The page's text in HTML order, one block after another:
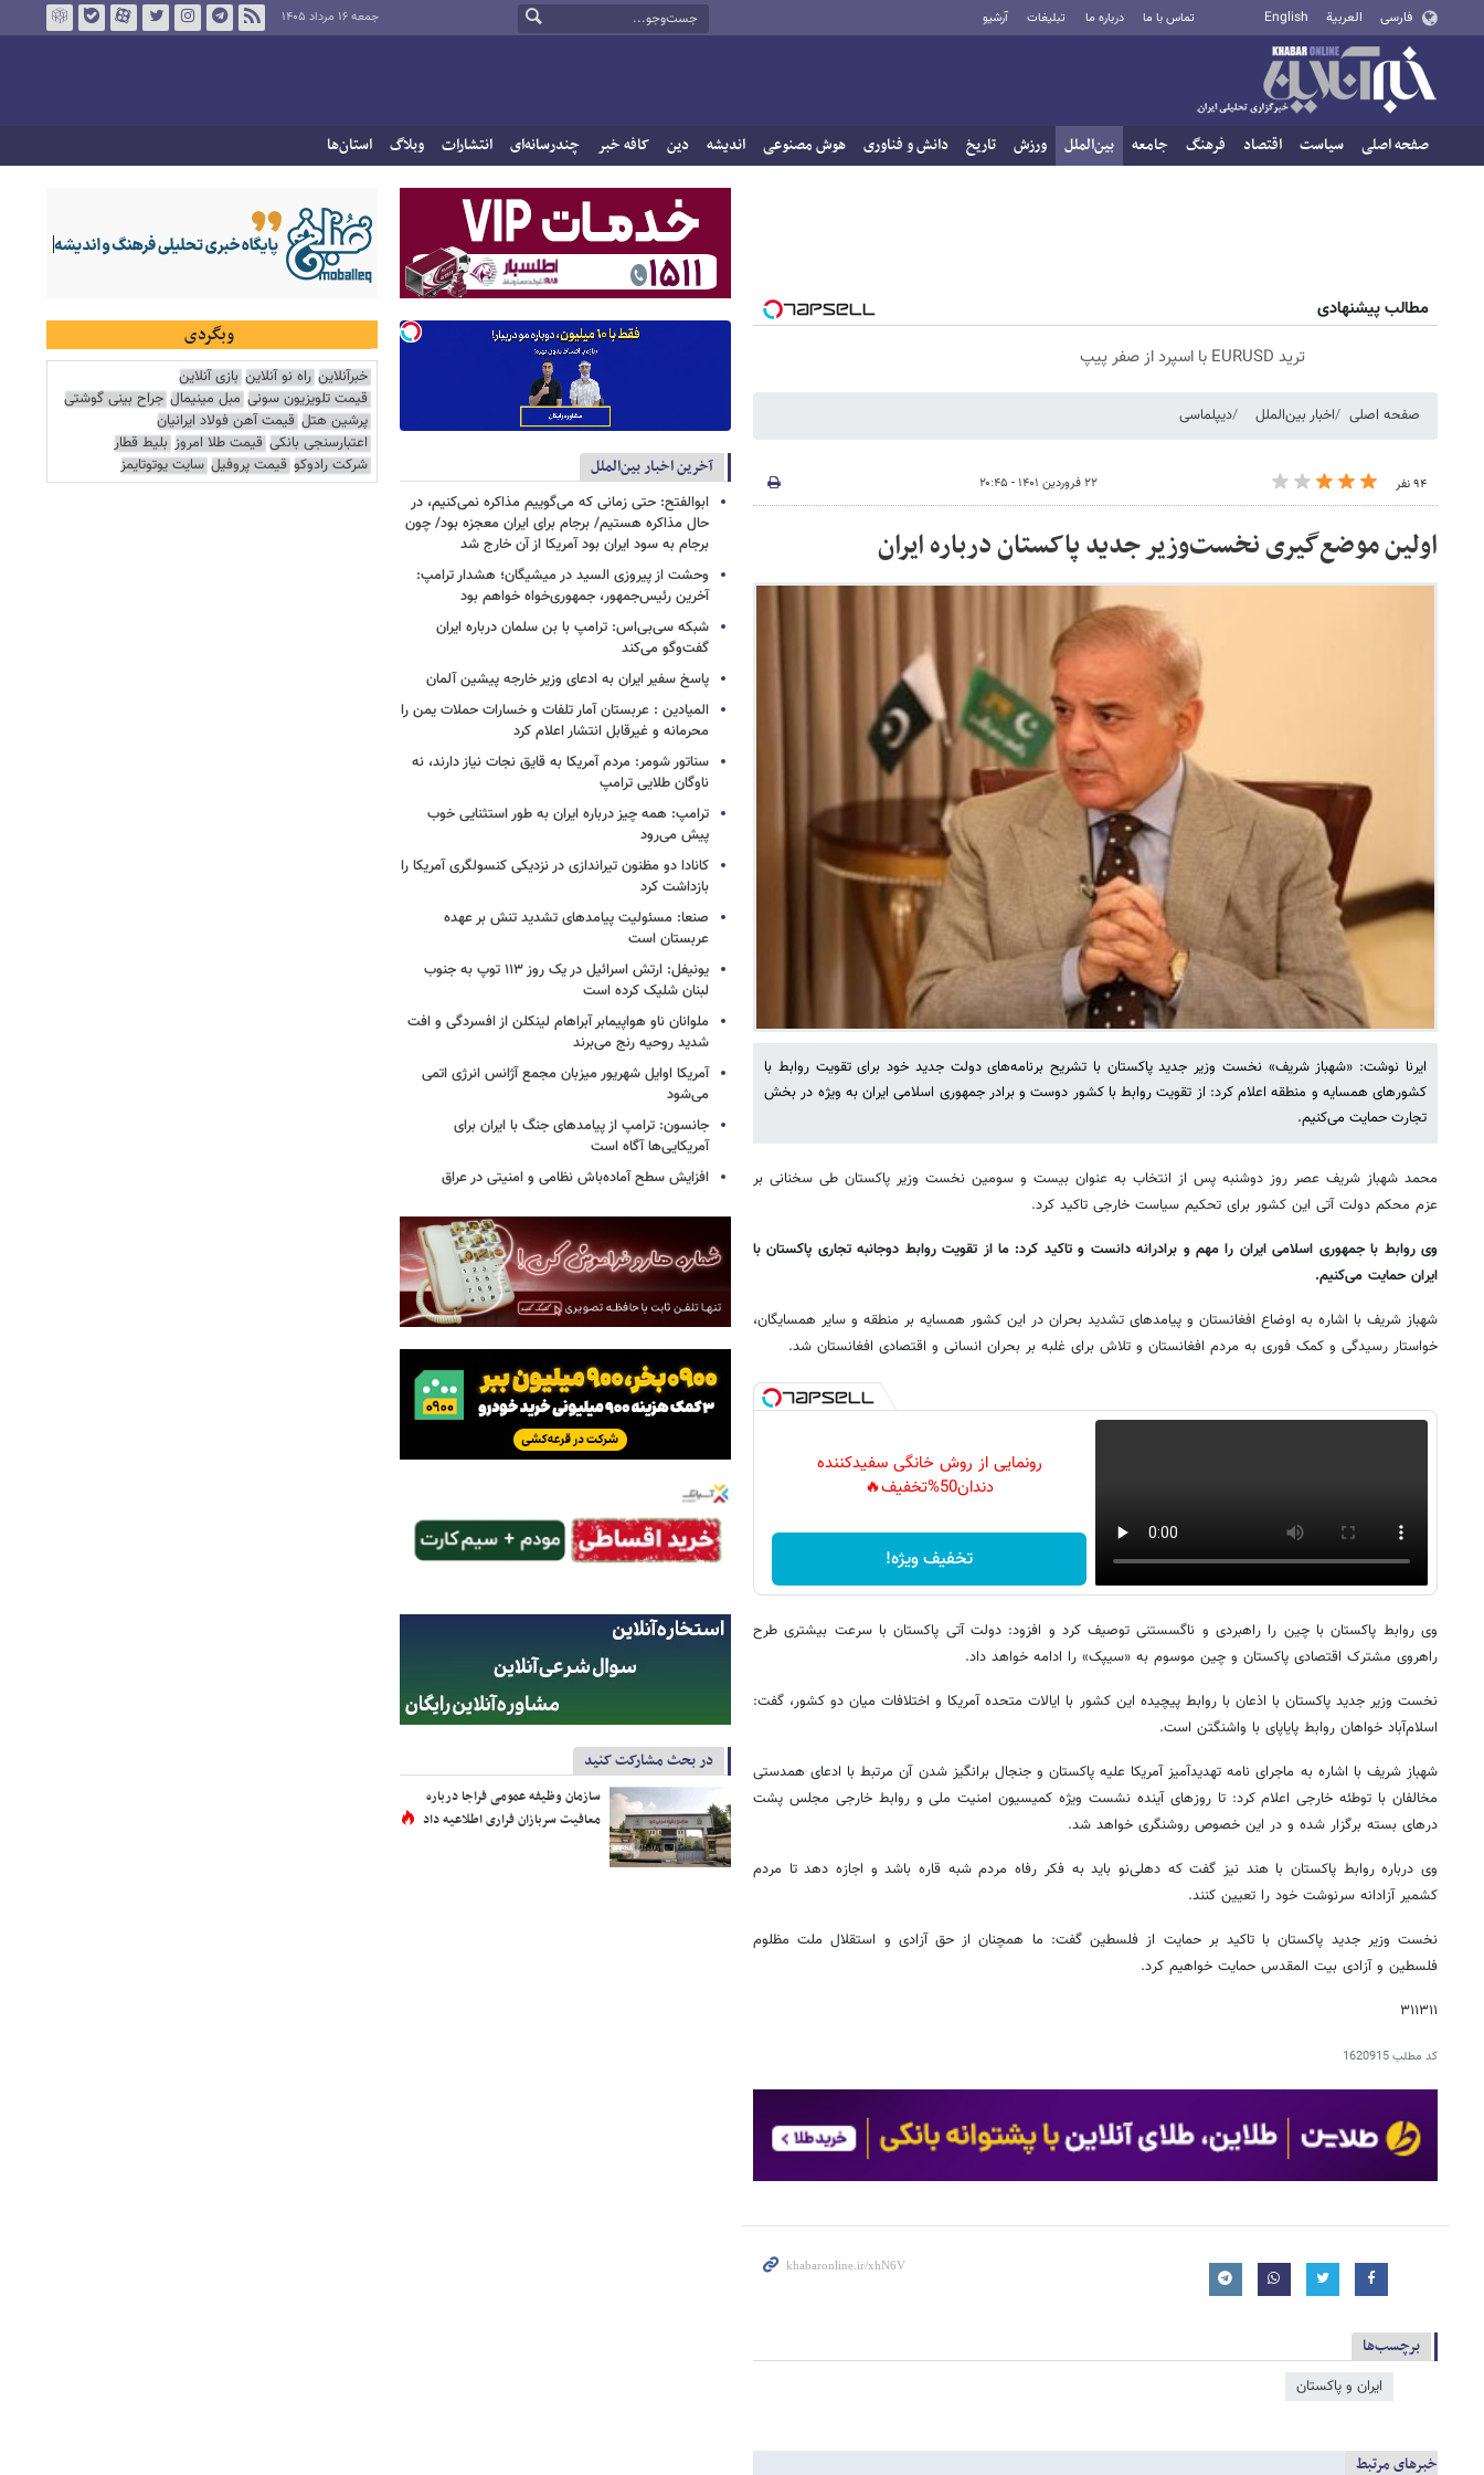
فارسی العربية English تماس با ما درباره ما تبلیغات آرشیو جمعه ۱۶ مرداد ۱۴۰۵
صفحه اصلی سیاست اقتصاد فرهنگ جامعه بین‌الملل ورزش تاریخ دانش و فناوری هوش مصنوعی اندیشه دین کافه خبر چندرسانه‌ای انتشارات وبلاگ استان‌ها
مطالب پیشنهادی
ترید EURUSD با اسپرد از صفر پیپ
صفحه اصلی اخبار بین‌الملل دیپلماسی
۹۴ نفر ۲۲ فروردین ۱۴۰۱ - ۲۰:۴۵
اولین موضع‌گیری نخست‌وزیر جدید پاکستان درباره ایران
ایرنا نوشت: «شهباز شریف» نخست وزیر جدید پاکستان با تشریح برنامه‌های دولت جدید خود برای تقویت روابط با
کشورهای همسایه و منطقه اعلام کرد: از تقویت روابط با کشور دوست و برادر جمهوری اسلامی ایران به ویژه در بخش
تجارت حمایت می‌کنیم.
محمد شهباز شریف عصر روز دوشنبه پس از انتخاب به عنوان بیست و سومین نخست وزیر پاکستان طی سخنانی بر
عزم محکم دولت آتی این کشور برای تحکیم سیاست خارجی تاکید کرد.
وی روابط با جمهوری اسلامی ایران را مهم و برادرانه دانست و تاکید کرد: ما از تقویت روابط دوجانبه تجاری پاکستان با
ایران حمایت می‌کنیم.
شهباز شریف با اشاره به اوضاع افغانستان و پیامدهای تشدید بحران در این کشور همسایه بر منطقه و سایر همسایگان،
خواستار رسیدگی و کمک فوری به مردم افغانستان و تلاش برای غلبه بر بحران انسانی و اقتصادی افغانستان شد.
رونمایی از روش خانگی سفیدکننده
دندان50%تخفیف🔥
تخفیف ویژه!
وی روابط پاکستان با چین را راهبردی و ناگسستنی توصیف کرد و افزود: دولت آتی پاکستان با سرعت بیشتری طرح
راهروی مشترک اقتصادی پاکستان و چین موسوم به «سیپک» را ادامه خواهد داد.
نخست وزیر جدید پاکستان با اذعان با روابط پیچیده این کشور با ایالات متحده آمریکا و اختلافات میان دو کشور، گفت:
اسلام‌آباد خواهان روابط پایاپای با واشنگتن است.
شهباز شریف با اشاره به ماجرای نامه تهدیدآمیز آمریکا علیه پاکستان و جنجال برانگیز شدن آن مرتبط با ادعای همدستی
مخالفان با توطئه خارجی اعلام کرد: تا روزهای آینده نشست ویژه کمیسیون امنیت ملی و روابط خارجی مجلس پشت
درهای بسته برگزار شده و در این خصوص روشنگری خواهد شد.
وی درباره روابط پاکستان با هند نیز گفت که دهلی‌نو باید به فکر رفاه مردم شبه قاره باشد و اجازه دهد تا مردم
کشمیر آزادانه سرنوشت خود را تعیین کنند.
نخست وزیر جدید پاکستان با تاکید بر حمایت از فلسطین گفت: ما همچنان از حق آزادی و استقلال ملت مظلوم
فلسطین و آزادی بیت المقدس حمایت خواهیم کرد.
۳۱۱۳۱۱
کد مطلب1620915
برچسب‌ها
ایران و پاکستان
خبرهای مرتبط
آخرین اخبار بین‌الملل
ابوالفتح: حتی زمانی که می‌گوییم مذاکره نمی‌کنیم، در
حال مذاکره هستیم/ برجام برای ایران معجزه بود/ چون
برجام به سود ایران بود آمریکا از آن خارج شد
وحشت از پیروزی السید در میشیگان؛ هشدار ترامپ:
آخرین رئیس‌جمهور، جمهوری‌خواه خواهم بود
شبکه سی‌بی‌اس: ترامپ با بن سلمان درباره ایران
گفت‌وگو می‌کند
پاسخ سفیر ایران به ادعای وزیر خارجه پیشین آلمان
المیادین : عربستان آمار تلفات و خسارات حملات یمن را
محرمانه و غیرقابل انتشار اعلام کرد
سناتور شومر: مردم آمریکا به قایق نجات نیاز دارند، نه
ناوگان طلایی ترامپ
ترامپ: همه چیز درباره ایران به طور استثنایی خوب
پیش می‌رود
کانادا دو مظنون تیراندازی در نزدیکی کنسولگری آمریکا را
بازداشت کرد
صنعا: مسئولیت پیامدهای تشدید تنش بر عهده
عربستان است
یونیفل: ارتش اسرائیل در یک روز ۱۱۳ توپ به جنوب
لبنان شلیک کرده است
ملوانان ناو هواپیمابر آبراهام لینکلن از افسردگی و افت
شدید روحیه رنج می‌برند
آمریکا اوایل شهریور میزبان مجمع آژانس انرژی اتمی
می‌شود
جانسون: ترامپ از پیامدهای جنگ با ایران برای
آمریکایی‌ها آگاه است
افزایش سطح آماده‌باش نظامی و امنیتی در عراق
در بحث مشارکت کنید
سازمان وظیفه عمومی فراجا درباره
معافیت سربازان فراری اطلاعیه داد
وبگردی
خبرآنلاین راه نو آنلاین بازی آنلاین
قیمت تلویزیون سونی مبل مینیمال جراح بینی گوشتی
پرشین هتل قیمت آهن فولاد ایرانیان
اعتبارسنجی بانکی قیمت طلا امروز بلیط قطار
شرکت رادوکو قیمت پروفیل سایت یوتوتایمز